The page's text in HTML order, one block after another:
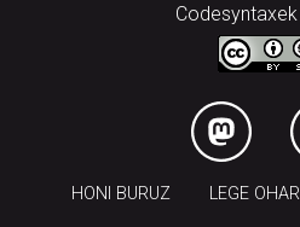
HONI BURUZ LEGE